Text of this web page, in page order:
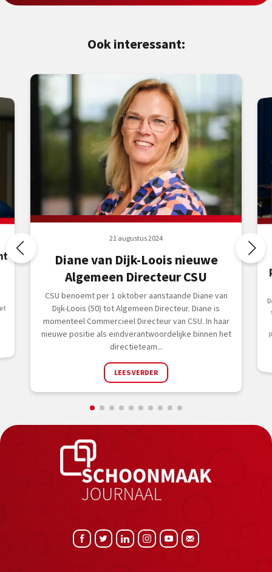
Ook interessant:
21 augustus 2024
Diane van Dijk-Loois nieuwe
Algemeen Directeur CSU
CSU benoemt per 1 oktober aanstaande Diane van
Dijk-Loois (50) tot Algemeen Directeur. Diane is
momenteel Commercieel Directeur van CSU. In haar
nieuwe positie als eindverantwoordelijke binnen het
directieteam...
LEES VERDER